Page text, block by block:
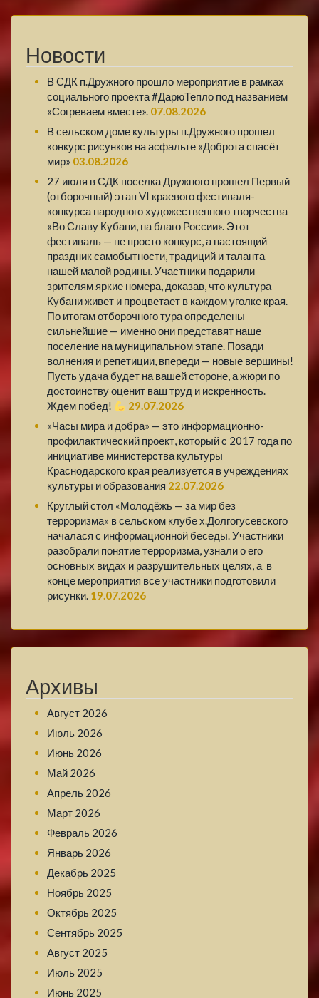
Новости
В СДК п.Дружного прошло мероприятие в рамках
социального проекта #ДарюТепло под названием
«Согреваем вместе». 07.08.2026
В сельском доме культуры п.Дружного прошел
конкурс рисунков на асфальте «Доброта спасёт
мир» 03.08.2026
27 июля в СДК поселка Дружного прошел Первый
(отборочный) этап VI краевого фестиваля-
конкурса народного художественного творчества
«Во Славу Кубани, на благо России». Этот
фестиваль — не просто конкурс, а настоящий
праздник самобытности, традиций и таланта
нашей малой родины. Участники подарили
зрителям яркие номера, доказав, что культура
Кубани живет и процветает в каждом уголке края.
По итогам отборочного тура определены
сильнейшие — именно они представят наше
поселение на муниципальном этапе. Позади
волнения и репетиции, впереди — новые вершины!
Пусть удача будет на вашей стороне, а жюри по
достоинству оценит ваш труд и искренность.
Ждем побед!
29.07.2026
«Часы мира и добра» — это информационно-
профилактический проект, который с 2017 года по
инициативе министерства культуры
Краснодарского края реализуется в учреждениях
культуры и образования 22.07.2026
Круглый стол «Молодёжь — за мир без
терроризма» в сельском клубе х.Долгогусевского
началася с информационной беседы. Участники
разобрали понятие терроризма, узнали о его
основных видах и разрушительных целях, а в
конце мероприятия все участники подготовили
рисунки. 19.07.2026
Архивы
Август 2026
Июль 2026
Июнь 2026
Май 2026
Апрель 2026
Март 2026
Февраль 2026
Январь 2026
Декабрь 2025
Ноябрь 2025
Октябрь 2025
Сентябрь 2025
Август 2025
Июль 2025
Июнь 2025